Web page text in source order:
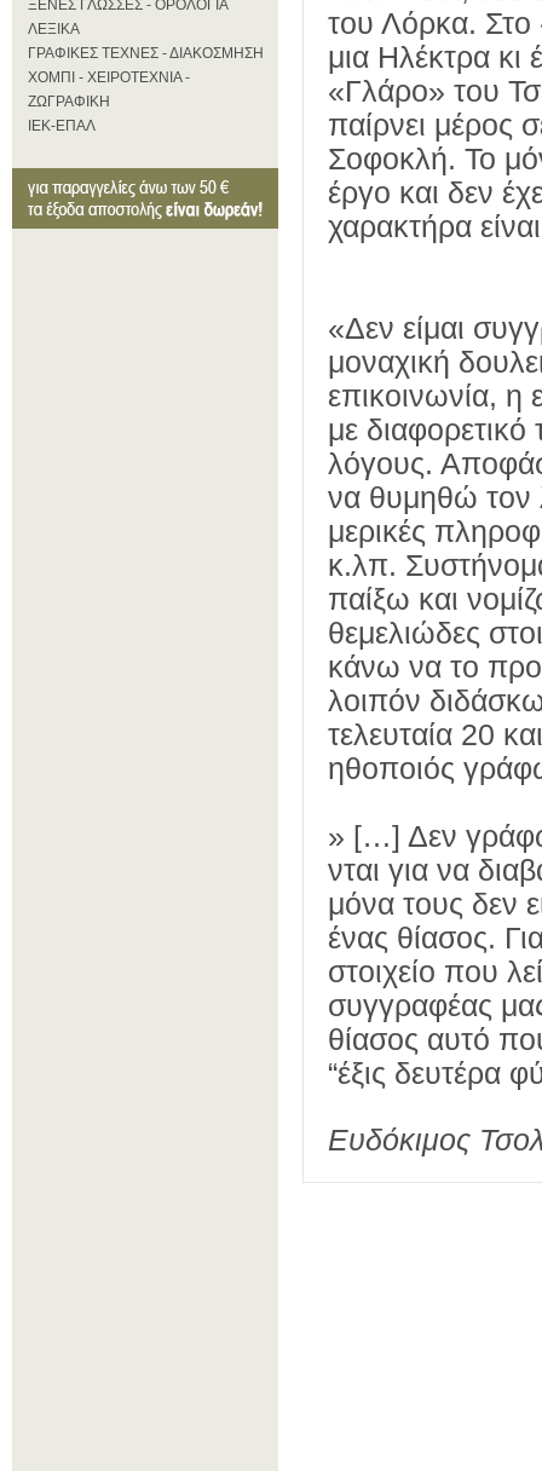
ΞΕΝΕΣ ΓΛΩΣΣΕΣ - ΟΡΟΛΟΓΙΑ
ΛΕΞΙΚΑ
ΓΡΑΦΙΚΕΣ ΤΕΧΝΕΣ - ΔΙΑΚΟΣΜΗΣΗ
ΧΟΜΠΙ - ΧΕΙΡΟΤΕΧΝΙΑ -
ΖΩΓΡΑΦΙΚΗ
ΙΕΚ-ΕΠΑΛ
του Λόρκα. Στο
μια Ηλέκτρα κι
«Γλάρο» του
παίρνει μέρος
Σοφοκλή. Το
έργο και δεν
χαρακτήρα
«Δεν είμαι
μοναχική
επικοινωνία,
με
λόγους.
να θυμηθώ τον
μερικές
κ.λπ.
παίξω και
θεμελιώδες
κάνω να το
λοιπόν
τελευταία 20
ηθοποιός
» […] Δεν
νται για να
μόνα τους δεν
ένας θίασος.
στοιχείο που
συγγραφέας
θίασος αυτό
“έξις δευτέρα
Ευδόκιμος